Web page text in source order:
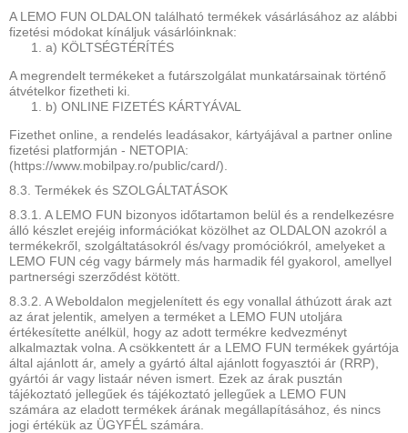
A LEMO FUN OLDALON található termékek vásárlásához az alábbi
fizetési módokat kínáljuk vásárlóinknak:
a) KÖLTSÉGTÉRÍTÉS
A megrendelt termékeket a futárszolgálat munkatársainak történő
átvételkor fizetheti ki.
b) ONLINE FIZETÉS KÁRTYÁVAL
Fizethet online, a rendelés leadásakor, kártyájával a partner online
fizetési platformján - NETOPIA:
(https://www.mobilpay.ro/public/card/).
8.3. Termékek és SZOLGÁLTATÁSOK
8.3.1. A LEMO FUN bizonyos időtartamon belül és a rendelkezésre
álló készlet erejéig információkat közölhet az OLDALON azokról a
termékekről, szolgáltatásokról és/vagy promóciókról, amelyeket a
LEMO FUN cég vagy bármely más harmadik fél gyakorol, amellyel
partnerségi szerződést kötött.
8.3.2. A Weboldalon megjelenített és egy vonallal áthúzott árak azt
az árat jelentik, amelyen a terméket a LEMO FUN utoljára
értékesítette anélkül, hogy az adott termékre kedvezményt
alkalmaztak volna. A csökkentett ár a LEMO FUN termékek gyártója
által ajánlott ár, amely a gyártó által ajánlott fogyasztói ár (RRP),
gyártói ár vagy listaár néven ismert. Ezek az árak pusztán
tájékoztató jellegűek és tájékoztató jellegűek a LEMO FUN
számára az eladott termékek árának megállapításához, és nincs
jogi értékük az ÜGYFÉL számára.